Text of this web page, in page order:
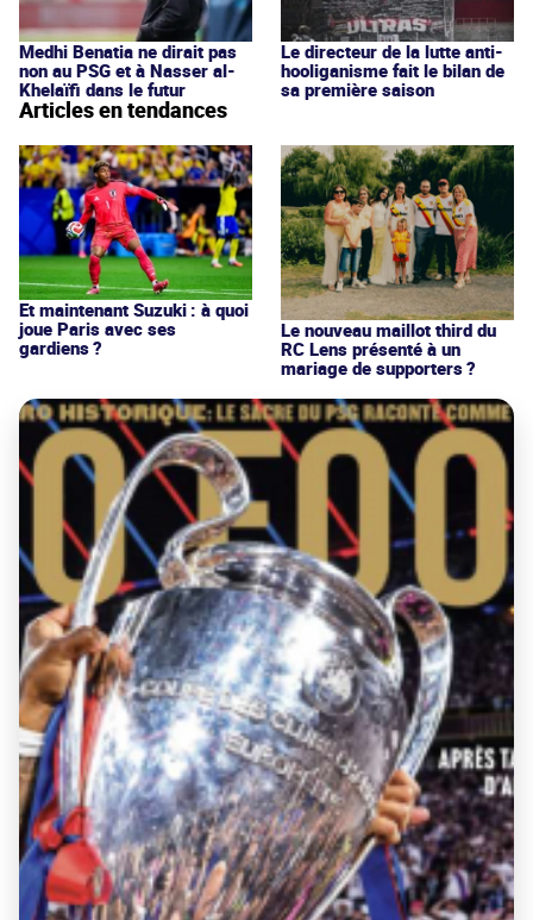
Medhi Benatia ne dirait pas
non au PSG et à Nasser al-
Khelaïfi dans le futur
Le directeur de la lutte anti-
hooliganisme fait le bilan de
sa première saison
Articles en tendances
Et maintenant Suzuki : à quoi
joue Paris avec ses
gardiens ?
Le nouveau maillot third du
RC Lens présenté à un
mariage de supporters ?